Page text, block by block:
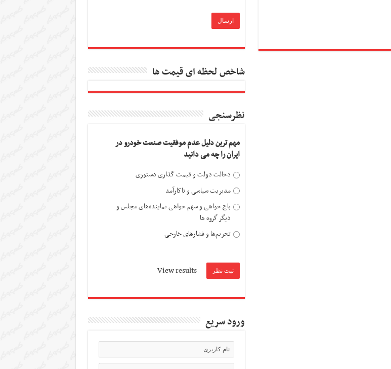
شاخص لحظه ای قیمت ها
نظرسنجی
مهم ترین دلیل عدم موفقیت صنعت خودرو در
ایران را چه می دانید
دخالت دولت و قیمت گذاری دستوری
مدیریت سیاسی و ناکارآمد
باج خواهی و سهم خواهی نماینده‌های مجلس و
دیگر گروه ها
تحریم‌ها و فشارهای خارجی
View results
ورود سریع